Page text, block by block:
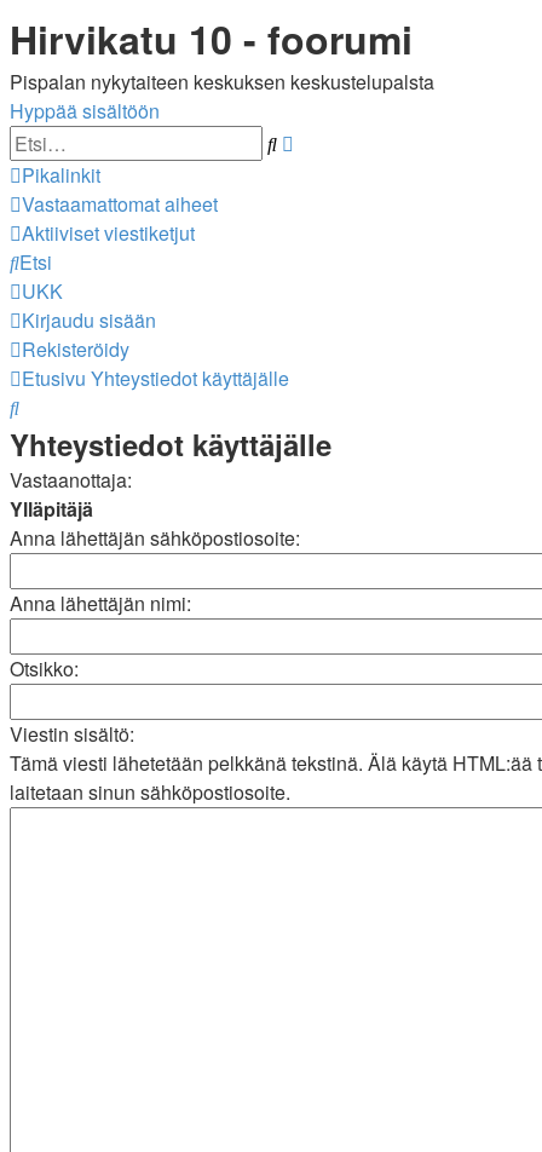
Hirvikatu 10 - foorumi
Pispalan nykytaiteen keskuksen keskustelupalsta
Hyppää sisältöön
Etsi
Pikalinkit
Vastaamattomat aiheet
Aktiiviset viestiketjut
Etsi
UKK
Kirjaudu sisään
Rekisteröidy
Etusivu Yhteystiedot käyttäjälle
Etsi
Yhteystiedot käyttäjälle
Vastaanottaja:
Ylläpitäjä
Anna lähettäjän sähköpostiosoite:
Anna lähettäjän nimi:
Otsikko:
Viestin sisältö:
Tämä viesti lähetetään pelkkänä tekstinä. Älä käytä
laitetaan sinun sähköpostiosoite.